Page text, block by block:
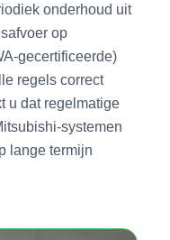
onderhoud uit
op
gecertificeerde)
regels correct
u dat regelmatige
systemen
lange termijn